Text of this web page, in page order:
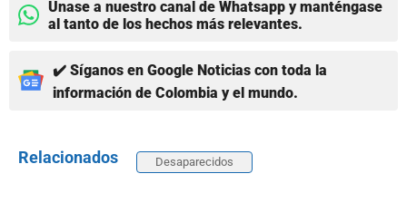
Únase a nuestro canal de Whatsapp y manténgase
al tanto de los hechos más relevantes.
✔️ Síganos en Google Noticias con toda la
información de Colombia y el mundo.
Relacionados Desaparecidos